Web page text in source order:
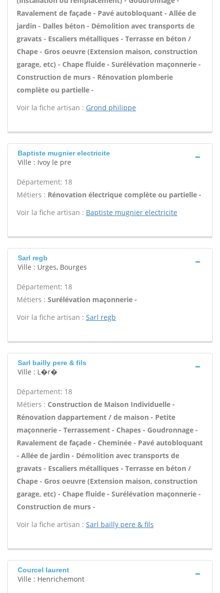
Ravalement de façade - Pavé autobloquant - Allée de
jardin - Dalles béton - Démolition avec transports de
gravats - Escaliers métalliques - Terrasse en béton /
Chape - Gros oeuvre (Extension maison, construction
garage, etc) - Chape fluide - Surélévation maçonnerie -
Construction de murs - Rénovation plomberie
complète ou partielle -
Voir la fiche artisan : Grond philippe
Baptiste mugnier electricite
Ville : Ivoy le pre
Département: 18
Métiers : Rénovation électrique complète ou partielle -
Voir la fiche artisan : Baptiste mugnier electricite
Sarl regb
Ville : Urges, Bourges
Département: 18
Métiers : Surélévation maçonnerie -
Voir la fiche artisan : Sarl regb
Sarl bailly pere & fils
Ville : L�r�
Département: 18
Métiers : Construction de Maison Individuelle -
Rénovation dappartement / de maison - Petite
maçonnerie - Terrassement - Chapes - Goudronnage -
Ravalement de façade - Cheminée - Pavé autobloquant
- Allée de jardin - Démolition avec transports de
gravats - Escaliers métalliques - Terrasse en béton /
Chape - Gros oeuvre (Extension maison, construction
garage, etc) - Chape fluide - Surélévation maçonnerie -
Construction de murs -
Voir la fiche artisan : Sarl bailly pere & fils
Courcel laurent
Ville : Henrichemont